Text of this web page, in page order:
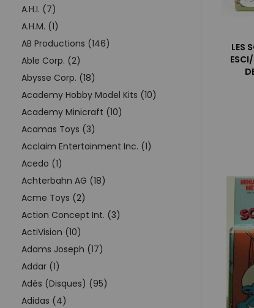
A.H.I. (7)
A.H.M. (1)
AB Productions (146)
Able Corp. (2)
Abysse Corp. (18)
Academy Hobby Model Kits (10)
Academy Minicraft (10)
Acamas Toys (3)
Acclaim Entertainment Inc. (1)
Acedo (1)
Achterbahn AG (18)
Acme Toys (2)
Action Concept Int. (3)
ActiVision (10)
Adams Joseph (17)
Addar (1)
Adès (Disques) (95)
Adidas (4)
LES